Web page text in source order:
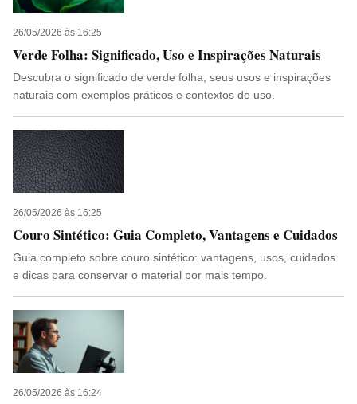
26/05/2026 às 16:25
Verde Folha: Significado, Uso e Inspirações Naturais
Descubra o significado de verde folha, seus usos e inspirações
naturais com exemplos práticos e contextos de uso.
26/05/2026 às 16:25
Couro Sintético: Guia Completo, Vantagens e Cuidados
Guia completo sobre couro sintético: vantagens, usos, cuidados
e dicas para conservar o material por mais tempo.
26/05/2026 às 16:24